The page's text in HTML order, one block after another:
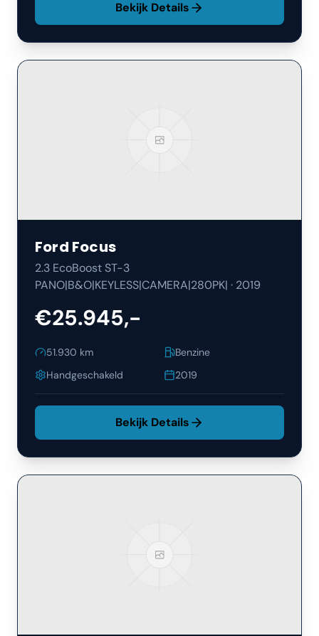
Bekijk Details
Ford Focus
2.3 EcoBoost ST-3
PANO|B&O|KEYLESS|CAMERA|280PK| · 2019
€25.945,-
51.930 km
Benzine
Handgeschakeld
2019
Bekijk Details